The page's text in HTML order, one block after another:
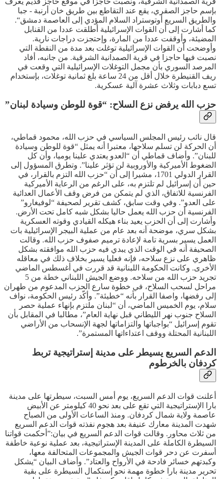
بإسم حاجز الصقري، يقع عند التقاطع بين طريق خان أرنبة - جبا
والطريق السريع أوتوستراد السلام المؤدي إلى العاصمة دمشق“.
كما أشارت إلى أن القوات الإسرائيلية أطلقت عددا من القنابل
المضيئة، وأوقفت عددا من المارة، وإحتجزت دراجات نارية.
وأوضحت أن القوات الإسرائيلية توغلت بعد مدة من النقطة التي
نصبت فيها حاجزا في قرية الصمدانية الشرقية. من جانبه، أفاد
المرصد السوري بأن مجمل التوغلات الإسرائيلية التي وقعت في
ريف القنيطرة خلال أقل من 24 ساعة بلغ ثمانية توغلات، بإستخدام
تسع دبابات وثلاث عشرة آلية عسكرية.
حزب الله يرفض نزع السلاح: “قوة للوطن وسيادة لبنان”
قال نائب رئيس المجلس السياسي في حزب الله، محمود قماطي،
أن الحركة لن تسلم سلاحها، معتبرا أنه يمثل “قوة للوطن وسيادة
للبنان”. وأضاف قماطي أن “العدو يعتدي علينا يوميا، وأن كل
الضغوط الأميركية والأوروبية لن تؤثر علينا”. وتطرق المسؤول إلى
القرار الدولي 1701، مشيرا إلى أن “حزب الله التزم بالقرار، في
حين أن إسرائيل لم تلتزم به، على الرغم من الرعاية الأميركية
الفرنسية للاتفاق، الذي لم يتمكن من فرض وقف الأعمال العدائية
على العدو”. وفي وقت سابق، كشف تقرير لصحيفة “لوفيغارو”
الفرنسية أن حزب الله يعمل حاليا بشكل شبه كامل تحت الأرض.
وأشارت إلى أن الحزب يعيد بناء هيكله القيادي وقوته العسكرية
بشكل سري، موضحة أنه بعد عام من عملية البيجر الإسرائيلية بات
العمل يسير بسرية تامة لإعادة ترميم صفوف حزب الله. وقالت
الصحيفة أنه في الوقت الذي يبدي فيه حزب الله موافقته بشكل
ظاهري على نزع سلاحه، فإنه فعليا يسير بخلاف ذلك في معاقله
الأخرى. وكانت الحكومة اللبنانية قد قررت في أغسطس الماضي
تجريد حزب الله من سلاحه. ووضع الجيش اللبناني خطة من 5
مراحل لسحب السلاح، في خطوة سارع الحزب المدعوم من طهران
إلى رفضها، واصفا القرار بأنه “خطيئة”. وأكّد رئيس الحكومة، نواف
سلام، يوم الخميس الماضي، أن “لبنان ملتزم بإنهاء عملية حصر
السلاح جنوب نهر الليطاني قبل نهاية العام”، مطالبا في المقابل بأن
تقوم إسرائيل “بواجباتها والتزاماتها لجهة الإنسحاب من الأراضي
اللبنانية المحتلة ووقف اعتداءاتها المستمرة”.
الدعم السريع يسيطر على مدينة إستراتيجية تربط
كردفان بالخرطوم
أعلنت قوات الدعم السريع، يوم أمس السبت، سيطرتها على مدينة
بارا الإستراتيجية التي تقع على بعد نحو 40 كيلومتر عن الأبيض
عاصمة ولاية شمال كردفان. ومنذ الساعات الأولى من الصباح
شهدت المدينة معارك عنيفة بعد هجوم نفذته قوات الدعم السريع
من ثلاث محاور. وقالت قوات الدعم السريع في بيان:”أحكمت قواتنا
السيطرة الكاملة على المدينة الإستراتيجية، بعد عملية نوعية خاطفة
أسفرت عن دحر قوات الجيش والمجموعات المتحالفة معها،
وكبدتهم خسائر فادحة في الأرواح والعتاد”. وأضاف البيان “يشكل
تحرير مدينة بارا خطوة مهمة نحو إستكمال السيطرة على بقية